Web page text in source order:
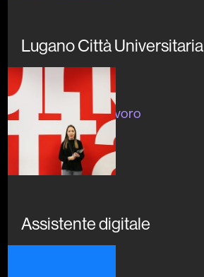
Lugano Città Universitaria
In corso
#formazione #lavoro
#ricerca
Assistente digitale